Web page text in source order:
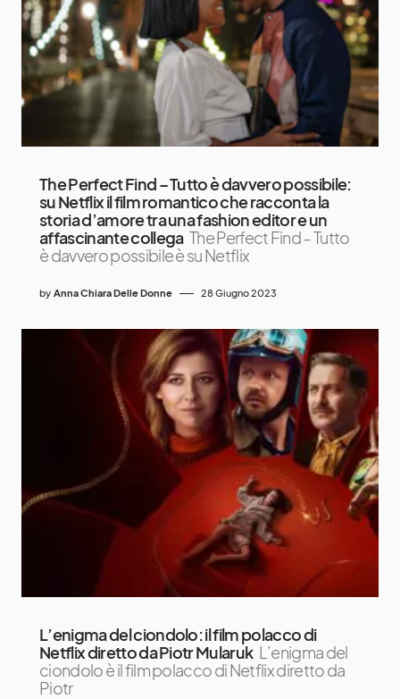
The Perfect Find – Tutto è davvero possibile:
su Netflix il film romantico che racconta la
storia d’amore tra una fashion editor e un
affascinante collega The Perfect Find – Tutto
è davvero possibile è su Netflix
by Anna Chiara Delle Donne 28 Giugno 2023
L’enigma del ciondolo: il film polacco di
Netflix diretto da Piotr Mularuk L’enigma del
ciondolo è il film polacco di Netflix diretto da
Piotr